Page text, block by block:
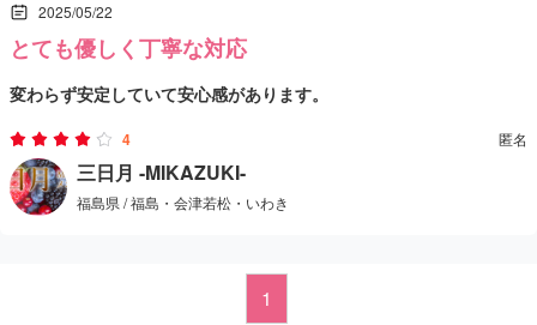
2025/05/22
とても優しく丁寧な対応
変わらず安定していて安心感があります。
現在は2名体制とのこと。今回は高身長でスレンダーな女性に担当し
ていただきました。とても優しく丁寧な対応で、終始リラックスし
て施術を受けられました。
入店後にシャワーを浴びて、丁寧なマッサージ。特に後半は密着感
4 匿名
三日月 -MIKAZUKI-
福島県 / 福島・会津若松・いわき
1